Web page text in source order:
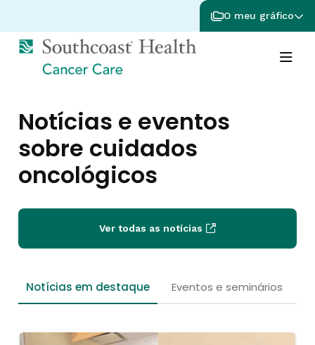
O meu gráfico
Notícias e eventos
sobre cuidados
oncológicos
Ver todas as notícias
Notícias em destaque Eventos e seminários